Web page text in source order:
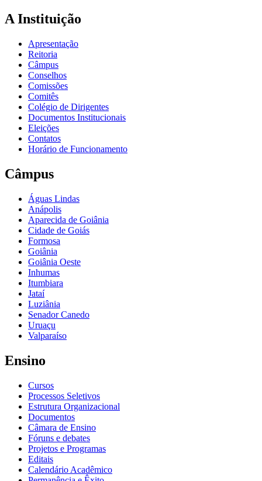
A Instituição
Apresentação
Reitoria
Câmpus
Conselhos
Comissões
Comitês
Colégio de Dirigentes
Documentos Institucionais
Eleições
Contatos
Horário de Funcionamento
Câmpus
Águas Lindas
Anápolis
Aparecida de Goiânia
Cidade de Goiás
Formosa
Goiânia
Goiânia Oeste
Inhumas
Itumbiara
Jataí
Luziânia
Senador Canedo
Uruaçu
Valparaíso
Ensino
Cursos
Processos Seletivos
Estrutura Organizacional
Documentos
Câmara de Ensino
Fóruns e debates
Projetos e Programas
Editais
Calendário Acadêmico